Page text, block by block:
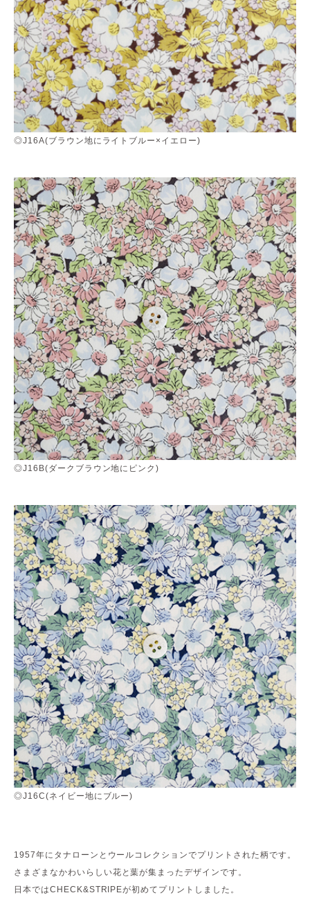
◎J16A(ブラウン地にライトブルー×イエロー)
◎J16B(ダークブラウン地にピンク)
◎J16C(ネイビー地にブルー)
1957年にタナローンとウールコレクションでプリントされた柄です。
さまざまなかわいらしい花と葉が集まったデザインです。
日本ではCHECK&STRIPEが初めてプリントしました。